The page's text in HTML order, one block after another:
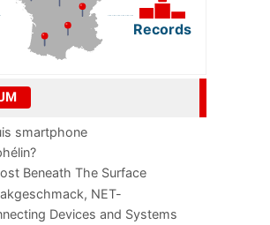
Records
smartphone
Beneath The Surface
NET-
Leistung imDevices and Systems